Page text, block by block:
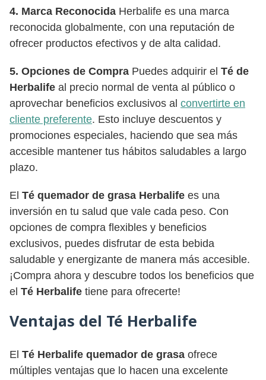
4. Marca Reconocida Herbalife es una marca
reconocida globalmente, con una reputación de
ofrecer productos efectivos y de alta calidad.
5. Opciones de Compra Puedes adquirir el Té de
Herbalife al precio normal de venta al público o
aprovechar beneficios exclusivos al convertirte en
cliente preferente. Esto incluye descuentos y
promociones especiales, haciendo que sea más
accesible mantener tus hábitos saludables a largo
plazo.
El Té quemador de grasa Herbalife es una
inversión en tu salud que vale cada peso. Con
opciones de compra flexibles y beneficios
exclusivos, puedes disfrutar de esta bebida
saludable y energizante de manera más accesible.
¡Compra ahora y descubre todos los beneficios que
el Té Herbalife tiene para ofrecerte!
Ventajas del Té Herbalife
El Té Herbalife quemador de grasa ofrece
múltiples ventajas que lo hacen una excelente